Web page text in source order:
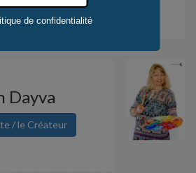
l'achat d’œuvres d'Art. En savoir plus.
Dayva
/ le Créateur
de confidentialité